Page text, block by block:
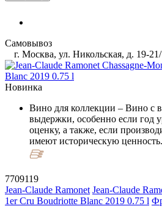
Самовывоз
г. Москва, ул. Никольская, д. 19-21/
Новинка
Вино для коллекции – Вино с
выдержки, особенно если год
оценку, а также, если
имеют историческую ценность.
7709119
Jean-Claude Ramonet Jean-Claude
1er Cru Boudriotte Blanc 2019 0.75 l